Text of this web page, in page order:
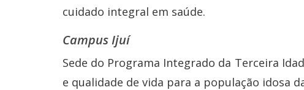
cuidado integral em saúde.
Campus Ijuí
Sede do Programa Integrado da Terceira
e qualidade de vida para a população idosa